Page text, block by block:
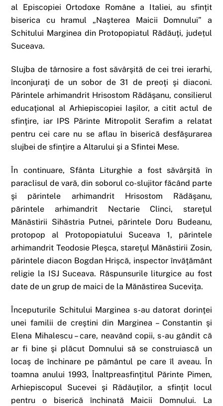
al Episcopiei Ortodoxe Române a Italiei, au sfinţit
biserica cu hramul „Naşterea Maicii Domnului” a
Schitului Marginea din Protopopiatul Rădăuţi, județul
Suceava.
Slujba de târnosire a fost săvârşită de cei trei ierarhi,
înconjuraţi de un sobor de 31 de preoţi şi diaconi.
Părintele arhimandrit Hrisostom Rădăşanu, consilierul
educaţional al Arhiepiscopiei Iaşilor, a citit actul de
sfinţire, iar IPS Părinte Mitropolit Serafim a relatat
pentru cei care nu se aflau în biserică desfăşurarea
slujbei de sfinţire a Altarului şi a Sfintei Mese.
În continuare, Sfânta Liturghie a fost săvârşită în
paraclisul de vară, din soborul co-slujitor făcând parte
şi părintele arhimandrit Hrisostom Rădăşanu,
părintele arhimandrit Nectarie Clinci, stareţul
Mănăstirii Sihăstria Putnei, părintele Doru Budeanu,
protopop al Protopopiatului Suceava 1, părintele
arhimandrit Teodosie Pleşca, stareţul Mănăstirii Zosin,
părintele diacon Bogdan Hrişcă, inspector învăţământ
religie la ISJ Suceava. Răspunsurile liturgice au fost
date de un grup de maici de la Mănăstirea Suceviţa.
Începuturile Schitului Marginea s-au datorat dorinţei
unei familii de creştini din Marginea – Constantin şi
Elena Mihalescu – care, neavând copii, s-au gândit că
ar fi bine şi plăcut Domnului să se construiască un
locaş de închinare pe pământul pe care îl aveau. În
toamna anului 1993, Înaltpreasfinţitul Părinte Pimen,
Arhiepiscopul Sucevei şi Rădăuţilor, a sfinţit locul
pentru o biserică închinată Maicii Domnului. La